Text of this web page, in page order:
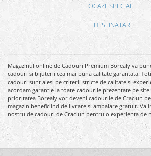
OCAZII SPECIALE
DESTINATARI
Magazinul online de Cadouri Premium Borealy va
cadouri si bijuterii cea mai buna calitate garantata.
cadouri sunt alesi pe criterii stricte de calitate si
acordam garantie la toate cadourile prezentate pe
prioritatea Borealy vor deveni cadourile de Craciun
magazin beneficiind de livrare si ambalare gratuit. Va
nostru de cadouri de Craciun pentru o experienta de